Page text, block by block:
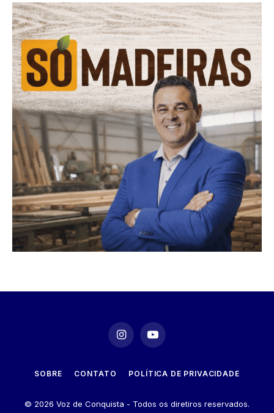
InstagramYouTube
SOBRE CONTATO POLÍTICA DE PRIVACIDADE
© 2026 Voz de Conquista - Todos os diretiros reservados.